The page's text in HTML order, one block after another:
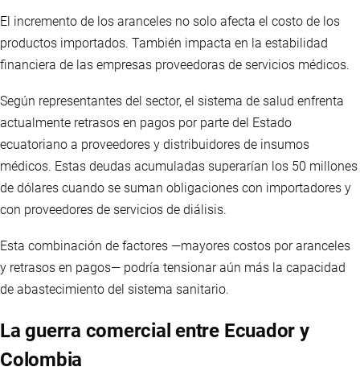
El incremento de los aranceles no solo afecta el costo de los
productos importados. También impacta en la estabilidad
financiera de las empresas proveedoras de servicios médicos.
Según representantes del sector, el sistema de salud enfrenta
actualmente retrasos en pagos por parte del Estado
ecuatoriano a proveedores y distribuidores de insumos
médicos. Estas deudas acumuladas superarían los 50 millones
de dólares cuando se suman obligaciones con importadores y
con proveedores de servicios de diálisis.
Esta combinación de factores —mayores costos por aranceles
y retrasos en pagos— podría tensionar aún más la capacidad
de abastecimiento del sistema sanitario.
La guerra comercial entre Ecuador y
Colombia